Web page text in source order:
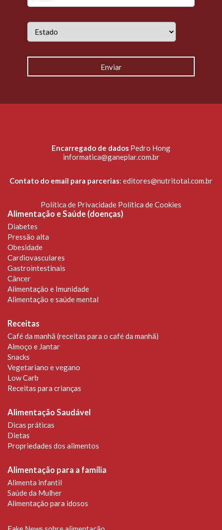
Encarregado de dados Pedro Hong
informatica@ganeplar.com.br
Contato do email para parcerias: editores@nutritotal.com.br
Política de Privacidade Política de Cookies
Alimentação e Saúde (doenças)
Diabetes
Pressão alta
Obesidade
Cardiovasculares
Gastrointestinais
Câncer
Alimentação e Imunidade
Alimentação e saúde mental
Receitas
Café da manhã (receitas para o café da manhã)
Almoço e Jantar
Snacks
Vegetariano e vegano
Low Carb
Receitas para crianças
Alimentação Saudável
Dicas práticas
Dietas
Propriedades dos alimentos
Alimentação para a família
Alimenta infantil
Saúde da Mulher
Alimentação para idosos